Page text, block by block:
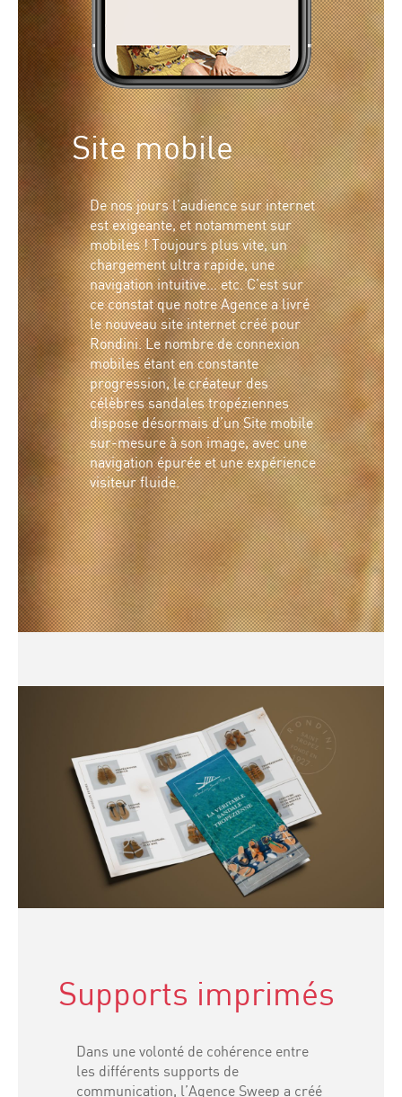
Site mobile
De nos jours l’audience sur internet
est exigeante, et notamment sur
mobiles ! Toujours plus vite, un
chargement ultra rapide, une
navigation intuitive… etc. C’est sur
ce constat que notre Agence a livré
le nouveau site internet créé pour
Rondini. Le nombre de connexion
mobiles étant en constante
progression, le créateur des
célèbres sandales tropéziennes
dispose désormais d’un Site mobile
sur-mesure à son image, avec une
navigation épurée et une expérience
visiteur fluide.
Supports imprimés
Dans une volonté de cohérence entre
les différents supports de
communication, l’Agence Sweep a créé